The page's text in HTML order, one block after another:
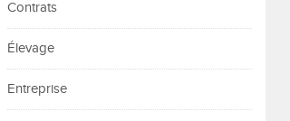
Contrats
Élevage
Entreprise